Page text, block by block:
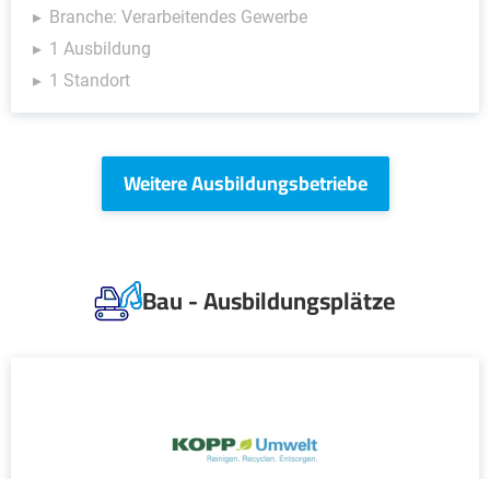
Branche: Verarbeitendes Gewerbe
1 Ausbildung
1 Standort
Weitere Ausbildungsbetriebe
Bau - Ausbildungsplätze